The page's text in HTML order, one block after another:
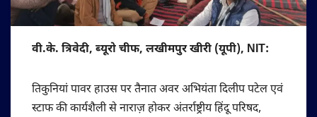
वी.के. त्रिवेदी, ब्यूरो चीफ, लखीमपुर खीरी (यूपी), NIT:
तिकुनियां पावर हाउस पर तैनात अवर अभियंता दिलीप पटेल एवं
स्टाफ की कार्यशैली से नाराज़ होकर अंतर्राष्ट्रीय हिंदू परिषद,